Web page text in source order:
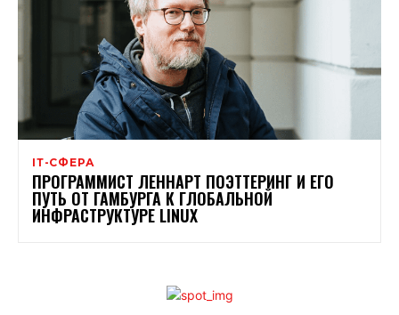
ІТ-СФЕРА
ПРОГРАММИСТ ЛЕННАРТ ПОЭТТЕРИНГ И ЕГО
ПУТЬ ОТ ГАМБУРГА К ГЛОБАЛЬНОЙ
ИНФРАСТРУКТУРЕ LINUX